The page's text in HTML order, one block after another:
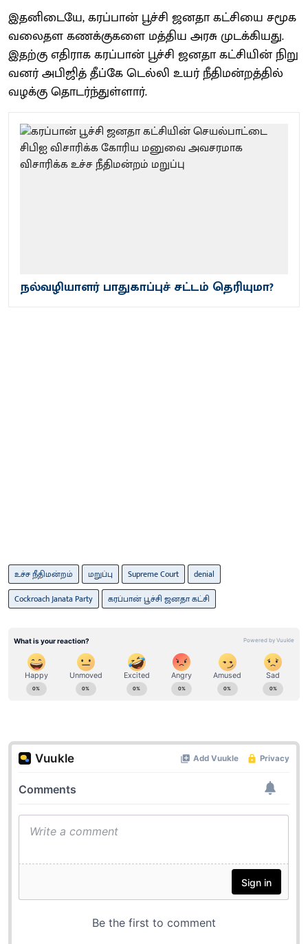
இதனிடையே, கரப்​பான் பூச்சி ஜனதா கட்​சியை சமூக
வலைதள கணக்​கு​களை மத்​திய அரசு முடக்​கியது.
இதற்கு எதி​ராக கரப்பான் பூச்சி ஜனதா கட்​சி​யின் நிறு​
வனர் அபிஜித் தீப்கே டெல்லி உயர் நீதி​மன்​றத்​தில்​
வழக்​கு தொடர்ந்​துள்​ளார்​.
நல்வழியாளர் பாதுகாப்புச் சட்டம் தெரியுமா?
உச்ச நீதிமன்றம் மறுப்பு Supreme Court
denial
Cockroach Janata Party
கரப்பான் பூச்சி ஜனதா கட்சி